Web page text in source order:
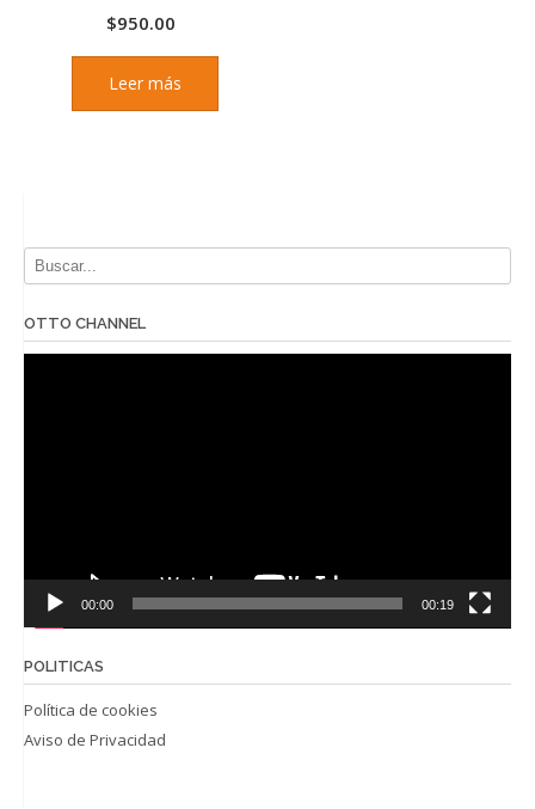
$950.00
Leer más
OTTO CHANNEL
00:00 00:19
POLITICAS
Política de cookies
Aviso de Privacidad